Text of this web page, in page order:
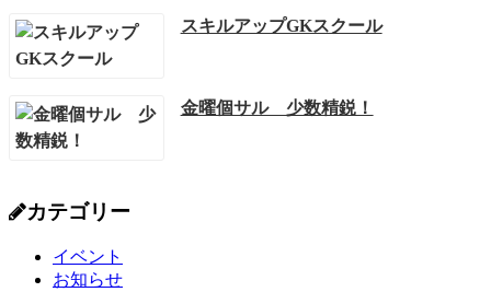
スキルアップGKスクール
金曜個サル 少数精鋭！
カテゴリー
イベント
お知らせ